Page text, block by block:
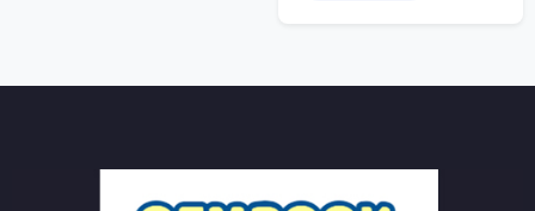
产